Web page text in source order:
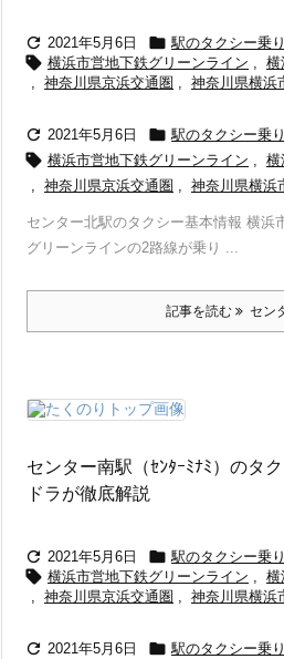
 2021年5月6日  駅のタクシー乗
 横浜市営地下鉄グリーンライン , 横
, 神奈川県京浜交通圏 , 神奈川県横浜
 2021年5月6日  駅のタクシー乗
 横浜市営地下鉄グリーンライン , 横
, 神奈川県京浜交通圏 , 神奈川県横浜
センター北駅のタクシー基本情報 横浜
グリーンラインの2路線が乗り ...
記事を読む セン
センター南駅（ｾﾝﾀｰﾐﾅﾐ）のタ
ドラが徹底解説
 2021年5月6日  駅のタクシー乗
 横浜市営地下鉄グリーンライン , 横
, 神奈川県京浜交通圏 , 神奈川県横浜
 2021年5月6日  駅のタクシー乗